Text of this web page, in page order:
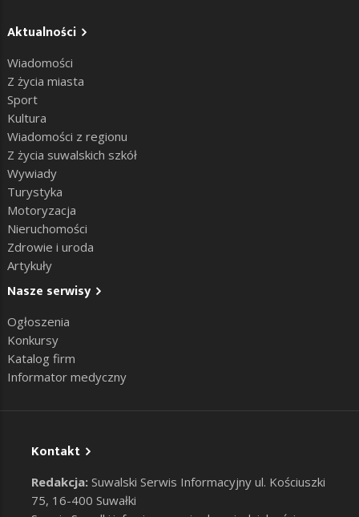
Aktualności
Wiadomości
Z życia miasta
Sport
Kultura
Wiadomości z regionu
Z życia suwalskich szkół
Wywiady
Turystyka
Motoryzacja
Nieruchomości
Zdrowie i uroda
Artykuły
Nasze serwisy
Ogłoszenia
Konkursy
Katalog firm
Informator medyczny
Kontakt
Redakcja: Suwalski Serwis Informacyjny ul. Kościuszki
75, 16-400 Suwałki